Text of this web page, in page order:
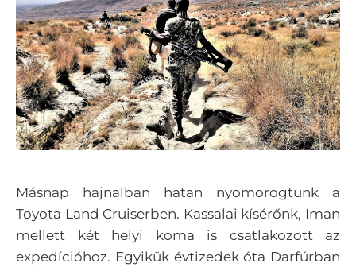
Másnap hajnalban hatan nyomorogtunk a
Toyota Land Cruiserben. Kassalai kísérőnk, Iman
mellett két helyi koma is csatlakozott az
expedícióhoz. Egyikük évtizedek óta Darfúrban